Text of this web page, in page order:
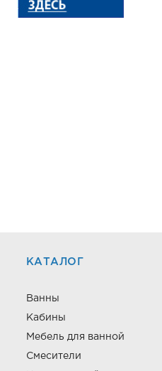
КАТАЛОГ
Ванны
Кабины
Мебель для ванной
Смесители